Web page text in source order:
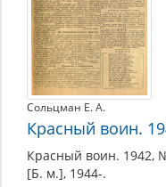
Сольцман Е. А.
Красный воин.
Красный воин. 1942,
[Б. м.], 1944-.